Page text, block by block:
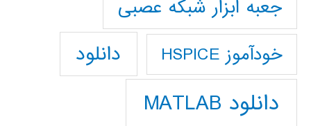
جعبه ابزار شبکه عصبی
خودآموز HSPICE دانلود
دانلود MATLAB